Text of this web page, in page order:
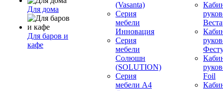
Для дома
Для баров и
кафе
(Vasanta)
Серия
мебели
Инновация
Серия
мебели
Солюшн
(SOLUTION)
Серия
мебели A4
Foil